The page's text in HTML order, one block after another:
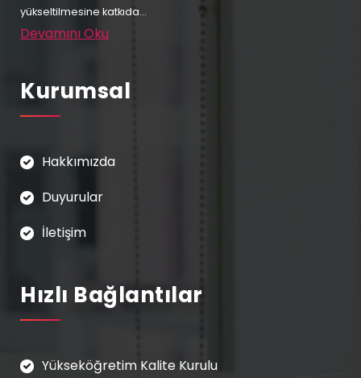
yükseltilmesine katkıda...
Devamını Oku
Kurumsal
Hakkımızda
Duyurular
İletişim
Hızlı Bağlantılar
Yükseköğretim Kalite Kurulu